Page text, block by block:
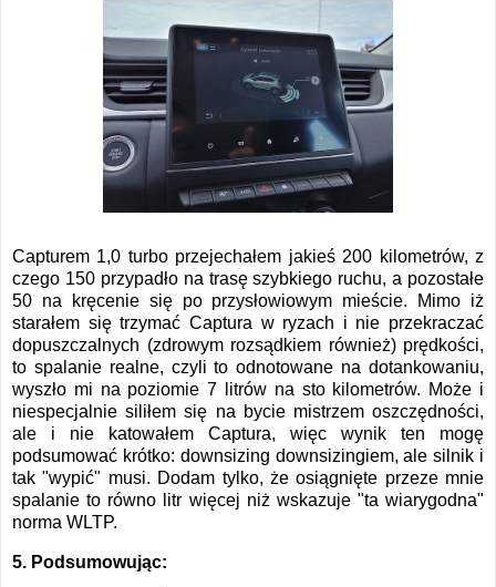
Capturem 1,0 turbo przejechałem jakieś 200 kilometrów, z
czego 150 przypadło na trasę szybkiego ruchu, a pozostałe
50 na kręcenie się po przysłowiowym mieście. Mimo iż
starałem się trzymać Captura w ryzach i nie przekraczać
dopuszczalnych (zdrowym rozsądkiem również) prędkości,
to spalanie realne, czyli to odnotowane na dotankowaniu,
wyszło mi na poziomie 7 litrów na sto kilometrów. Może i
niespecjalnie siliłem się na bycie mistrzem oszczędności,
ale i nie katowałem Captura, więc wynik ten mogę
podsumować krótko: downsizing downsizingiem, ale silnik i
tak "wypić" musi. Dodam tylko, że osiągnięte przeze mnie
spalanie to równo litr więcej niż wskazuje "ta wiarygodna"
norma WLTP.
5. Podsumowując: